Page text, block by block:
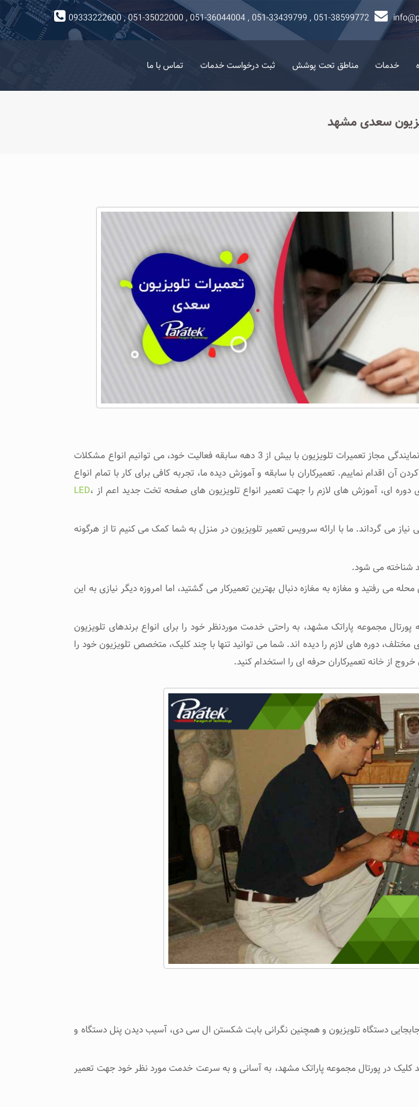
09333222600 , 051-35022000 , 051-36044004 , 051-33439799 , 051-38599772
خدمات مناطق تحت پوشش ثبت درخواست خدمات تماس با ما
سعدی مشهد
توسط تعمیرکاران حرفه ای انجام می شود. ما به عنوان نمایندگی مجاز تعمیرات تلویزیون با بیش از 3 دهه سابقه فعالیت خود، می توانیم انواع مشکلات
اقدام نماییم. تعمیرکاران با سابقه و آموزش دیده ما، تجربه کافی برای کار با تمام انواع
ای، آموزش های لازم را جهت تعمیر انواع تلویزیون های صفحه تخت جدید اعم از LED،
می گرداند. ما با ارائه سرویس تعمیر تلویزیون در منزل به شما کمک می کنیم تا از هرگونه
شناخته می شود.
رفتید و مغازه به مغازه دنبال بهترین تعمیرکار می گشتید، اما امروزه دیگر نیازی به این
مجموعه پاراتک مشهد، به راحتی خدمت موردنظر خود را برای انواع برندهای تلویزیون
دوره های لازم را دیده اند. شما می توانید تنها با چند کلیک، متخصص تلویزیون خود را
از خانه تعمیرکاران حرفه ای را استخدام کنید.
دستگاه تلویزیون و همچنین نگرانی بابت شکستن ال سی دی، آسیب دیدن پنل دستگاه و
کلیک در پورتال مجموعه پاراتک مشهد، به آسانی و به سرعت خدمت مورد نظر خود جهت تعمیر